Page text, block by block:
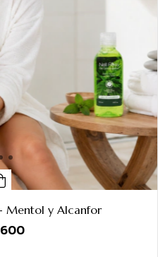
Mentol y Alcanfor